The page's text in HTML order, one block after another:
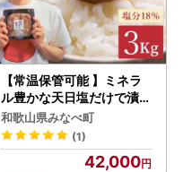
【常温保管可能 】ミネラ
ル豊かな天日塩だけで漬け
た無添加梅干し1kg×3パ
ック／塩分18％ 南高梅
【umehkr007A】
和歌山県みなべ町
(1)
42,000